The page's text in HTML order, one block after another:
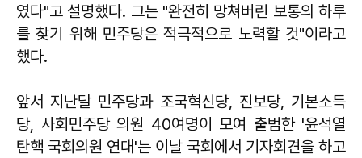
였다"고 설명했다. 그는 "완전히 망쳐버린 보통의 하루
를 찾기 위해 민주당은 적극적으로 노력할 것"이라고
했다.
앞서 지난달 민주당과 조국혁신당, 진보당, 기본소득
당, 사회민주당 의원 40여명이 모여 출범한 '윤석열
탄핵 국회의원 연대'는 이날 국회에서 기자회견을 하고